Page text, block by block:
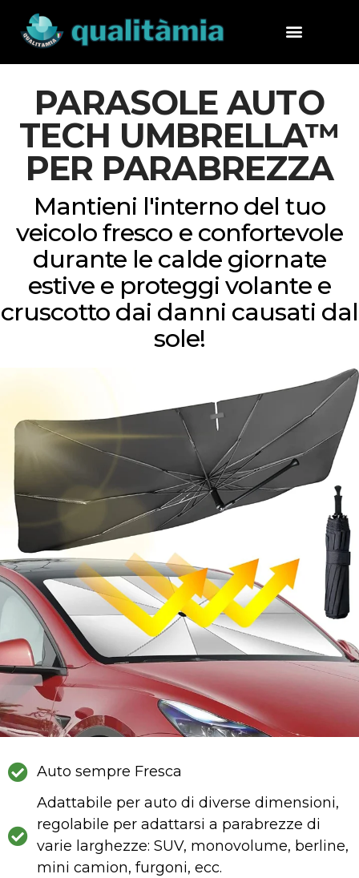
PARASOLE AUTO
TECH UMBRELLA™
PER PARABREZZA
Mantieni l'interno del tuo
veicolo fresco e confortevole
durante le calde giornate
estive e proteggi volante e
cruscotto dai danni causati dal
sole!
Auto sempre Fresca
Adattabile per auto di diverse dimensioni,
regolabile per adattarsi a parabrezze di
varie larghezze: SUV, monovolume, berline,
mini camion, furgoni, ecc.